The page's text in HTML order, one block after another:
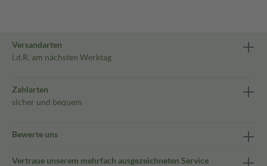
Versandarten
i.d.R. am nächsten Werktag
Zahlarten
sicher und bequem
Bewerte uns
Vertraue unserem mehrfach ausgezeichneten Service